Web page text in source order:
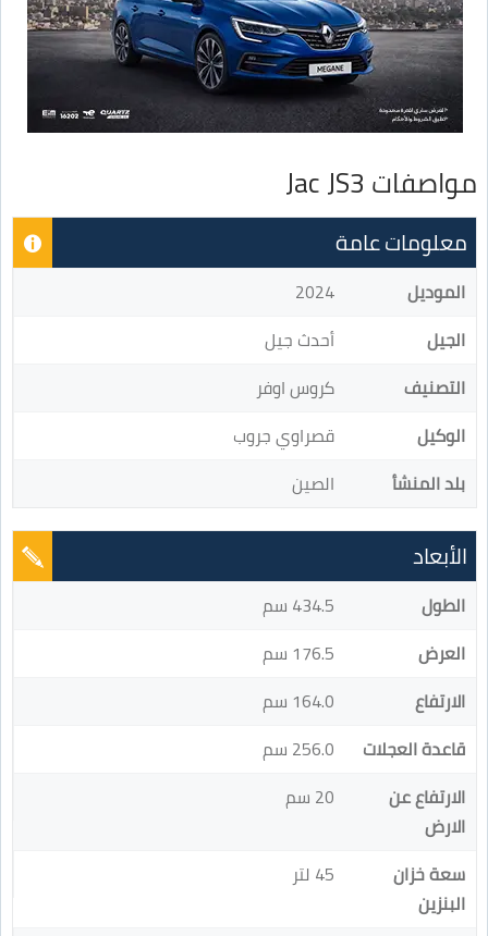
مواصفات Jac JS3
معلومات عامة
الموديل
2024
الجيل
أحدث جيل
التصنيف
كروس اوفر
الوكيل
قصراوي جروب
بلد المنشأ
الصين
الأبعاد
الطول
434.5 سم
العرض
176.5 سم
الارتفاع
164.0 سم
قاعدة العجلات
256.0 سم
الارتفاع عن
الارض
20 سم
سعة خزان
البنزين
45 لتر